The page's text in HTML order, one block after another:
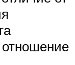
отношение